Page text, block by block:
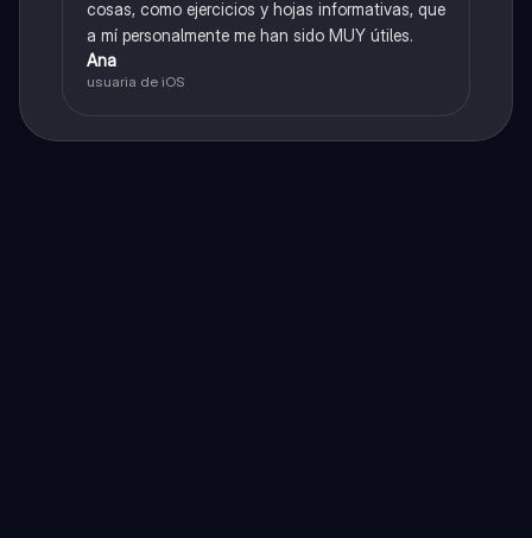
cosas, como ejercicios y hojas informativas, que
a mí personalmente me han sido MUY útiles.
Ana
usuaria de iOS